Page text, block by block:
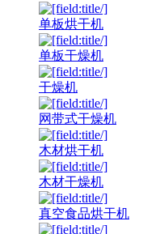
单板烘干机
单板干燥机
干燥机
网带式干燥机
木材烘干机
木材干燥机
真空食品烘干机